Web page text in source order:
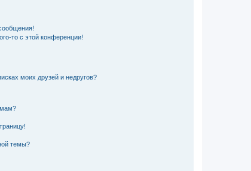
то с этой конференции!
моих друзей и недругов?
темы?